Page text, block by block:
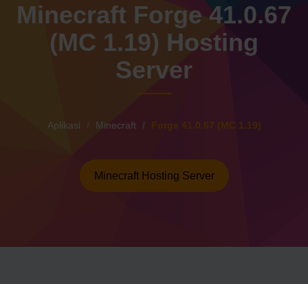
Minecraft Forge 41.0.67
(MC 1.19) Hosting
Server
Aplikasi Minecraft Forge 41.0.67 (MC 1.19)
Minecraft Hosting Server